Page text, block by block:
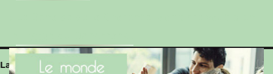
Laisser un commentaire